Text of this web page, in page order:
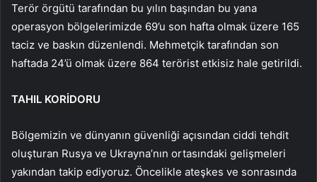
Terör örgütü tarafından bu yılın başından bu yana
operasyon bölgelerimizde 69’u son hafta olmak üzere 165
taciz ve baskın düzenlendi. Mehmetçik tarafından son
haftada 24’ü olmak üzere 864 terörist etkisiz hale getirildi.
TAHIL KORİDORU
Bölgemizin ve dünyanın güvenliği açısından ciddi tehdit
oluşturan Rusya ve Ukrayna’nın ortasındaki gelişmeleri
yakından takip ediyoruz. Öncelikle ateşkes ve sonrasında